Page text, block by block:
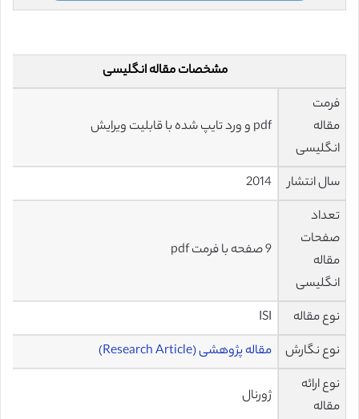
مشخصات مقاله انگلیسی
فرمت
مقاله
انگلیسی
pdf و ورد تایپ شده با قابلیت ویرایش
سال انتشار
2014
تعداد
صفحات
مقاله
انگلیسی
9 صفحه با فرمت pdf
نوع مقاله
ISI
نوع نگارش
مقاله پژوهشی (Research Article)
نوع ارائه
مقاله
ژورنال